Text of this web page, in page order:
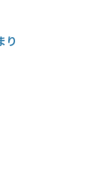
り